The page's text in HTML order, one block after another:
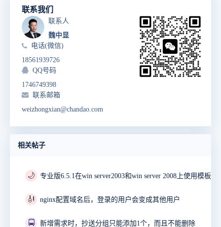
联系我们
联系人
魏中显
电话(微信)
18561939726
QQ号码
1746749398
联系邮箱
weizhongxian@chandao.com
相关帖子
🌙
🎻 nginx配置域名后，登录的用户会变成其他用户
🚍 新增需求时，抄送分组只能添加1个，而且不能删除